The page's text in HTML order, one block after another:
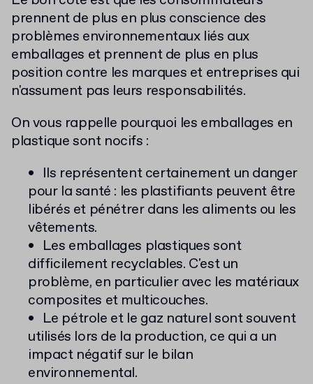
prennent de plus en plus conscience des
problèmes environnementaux liés aux
emballages et prennent de plus en plus
position contre les marques et entreprises qui
n'assument pas leurs responsabilités.
On vous rappelle pourquoi les emballages en
plastique sont nocifs :
Ils représentent certainement un danger
pour la santé : les plastifiants peuvent être
libérés et pénétrer dans les aliments ou les
vêtements.
Les emballages plastiques sont
difficilement recyclables. C'est un
problème, en particulier avec les matériaux
composites et multicouches.
Le pétrole et le gaz naturel sont souvent
utilisés lors de la production, ce qui a un
impact négatif sur le bilan
environnemental.